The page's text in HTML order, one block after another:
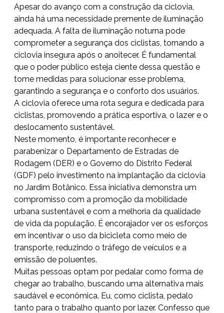
Apesar do avanço com a construção da ciclovia,
ainda há uma necessidade premente de iluminação
adequada. A falta de iluminação noturna pode
comprometer a segurança dos ciclistas, tornando a
ciclovia insegura após o anoitecer. É fundamental
que o poder público esteja ciente dessa questão e
tome medidas para solucionar esse problema,
garantindo a segurança e o conforto dos usuários.
A ciclovia oferece uma rota segura e dedicada para
ciclistas, promovendo a prática esportiva, o lazer e o
deslocamento sustentável.
Neste momento, é importante reconhecer e
parabenizar o Departamento de Estradas de
Rodagem (DER) e o Governo do Distrito Federal
(GDF) pelo investimento na implantação da ciclovia
no Jardim Botânico. Essa iniciativa demonstra um
compromisso com a promoção da mobilidade
urbana sustentável e com a melhoria da qualidade
de vida da população. É encorajador ver os esforços
em incentivar o uso da bicicleta como meio de
transporte, reduzindo o tráfego de veículos e a
emissão de poluentes.
Muitas pessoas optam por pedalar como forma de
chegar ao trabalho, buscando uma alternativa mais
saudável e econômica. Eu, como ciclista, pedalo
tanto para o trabalho quanto por lazer. Confesso que